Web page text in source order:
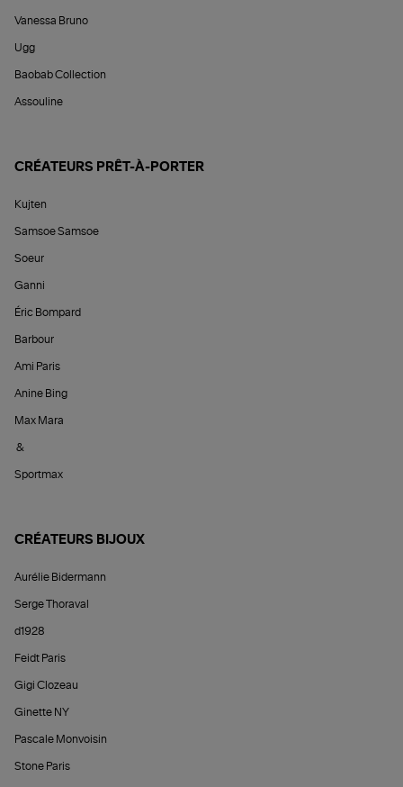
Vanessa Bruno
Ugg
Baobab Collection
Assouline
CRÉATEURS PRÊT-À-PORTER
Kujten
Samsoe Samsoe
Soeur
Ganni
Éric Bompard
Barbour
Ami Paris
Anine Bing
Max Mara
&
Sportmax
CRÉATEURS BIJOUX
Aurélie Bidermann
Serge Thoraval
d1928
Feidt Paris
Gigi Clozeau
Ginette NY
Pascale Monvoisin
Stone Paris